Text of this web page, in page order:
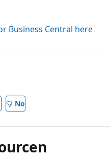
Business Central here
No